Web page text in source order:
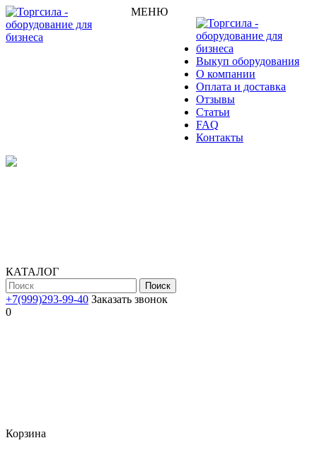
МЕНЮ
Выкуп оборудования
О компании
Оплата и доставка
Отзывы
Статьи
FAQ
Контакты
КАТАЛОГ
Поиск
+7(999)293-99-40 Заказать звонок
0
Корзина